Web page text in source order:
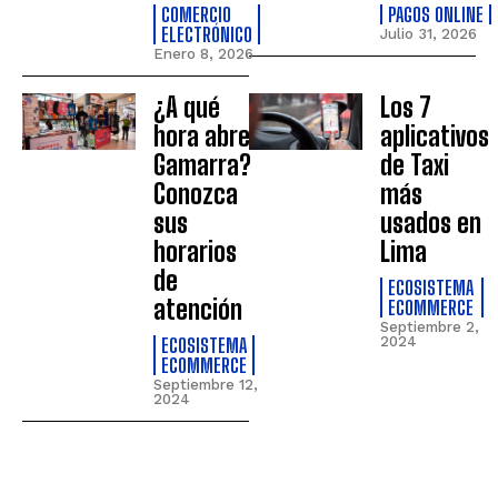
COMERCIO
ELECTRÓNICO
Enero 8, 2026
PAGOS ONLINE
Julio 31, 2026
¿A qué
hora abre
Gamarra?
Conozca
sus
horarios
de
atención
ECOSISTEMA
ECOMMERCE
Septiembre 12,
2024
Los 7
aplicativos
de Taxi
más
usados en
Lima
ECOSISTEMA
ECOMMERCE
Septiembre 2,
2024